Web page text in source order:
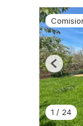
1 / 24